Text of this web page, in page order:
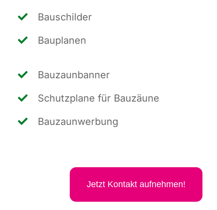
Bau­schil­der
Bau­pla­nen
Bau­zaun­ban­ner
Schutz­pla­ne für Bauzäune
Bau­zaun­wer­bung
Jetzt Kon­takt aufnehmen!